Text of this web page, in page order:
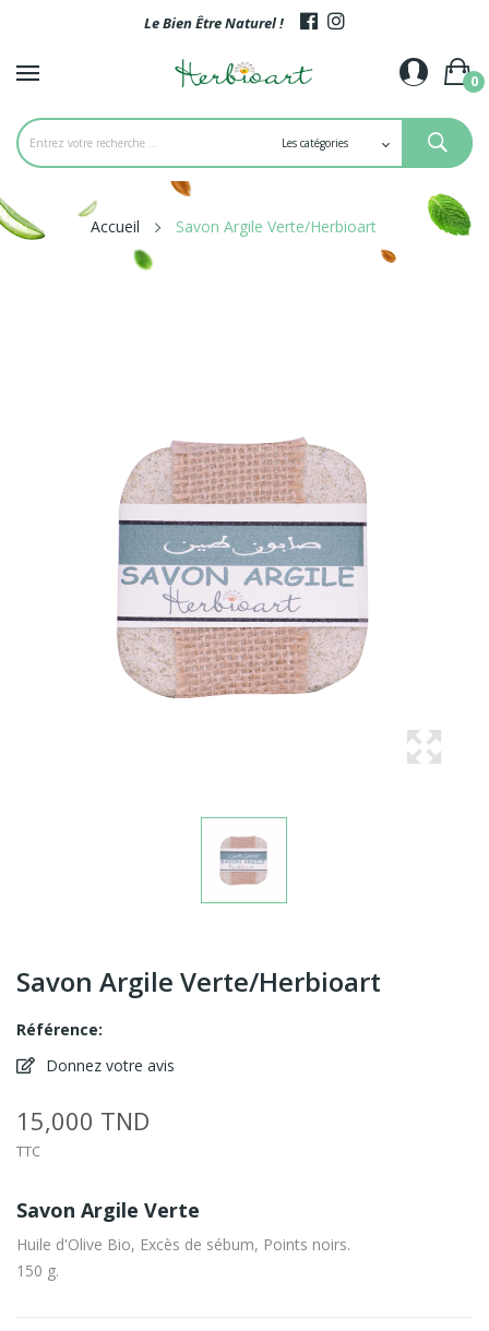
Le Bien Être Naturel !
0
Accueil Savon Argile Verte/Herbioart
Savon Argile Verte/Herbioart
Référence:
Donnez votre avis
15,000 TND
TTC
Savon Argile Verte
Huile d'Olive Bio, Excès de sébum, Points noirs.
150 g.